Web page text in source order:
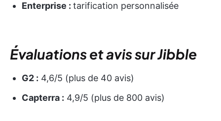
Enterprise : tarification personnalisée
Évaluations et avis sur Jibble
G2 : 4,6/5 (plus de 40 avis)
Capterra : 4,9/5 (plus de 800 avis)